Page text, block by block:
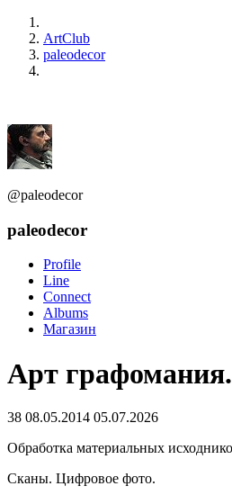
ArtClub
paleodecor
@paleodecor
paleodecor
Profile
Line
Connect
Albums
Магазин
Арт графомания.
38 08.05.2014 05.07.2026
Обработка материальных
Сканы. Цифровoе фото.